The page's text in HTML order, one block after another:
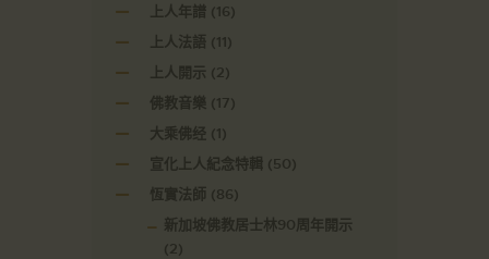
上人年譜 (16)
上人法語 (11)
上人開示 (2)
佛教音樂 (17)
大乘佛经 (1)
宣化上人紀念特輯 (50)
恆實法師 (86)
新加坡佛教居士林90周年開示
(2)